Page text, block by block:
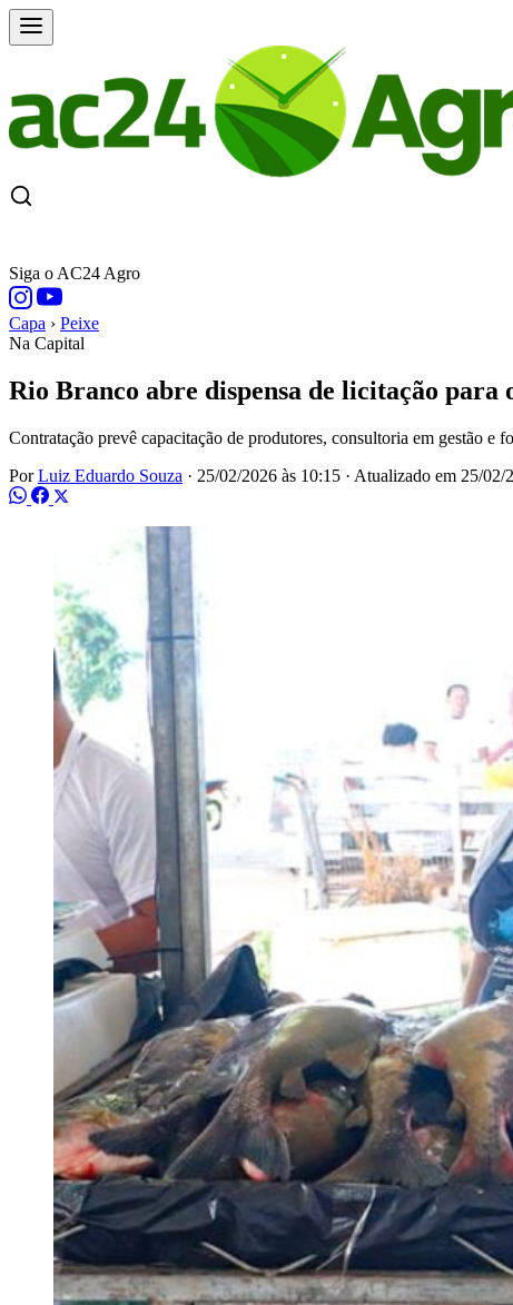
Siga o AC24 Agro
Capa › Peixe
Na Capital
Rio Branco abre dispensa de licitação para
Contratação prevê capacitação de produtores, consultoria em gestão e
PorLuiz Eduardo Souza · 25/02/2026 às 10:15 · Atualizado em 25/02/